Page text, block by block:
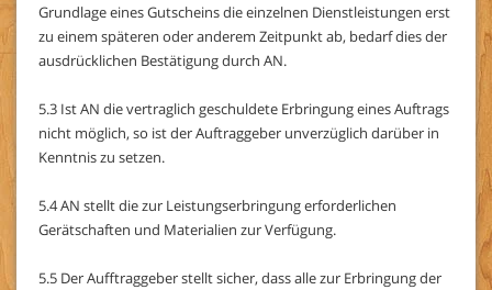
Grundlage eines Gutscheins die einzelnen Dienstleistungen erst
zu einem späteren oder anderem Zeitpunkt ab, bedarf dies der
ausdrücklichen Bestätigung durch AN.
5.3 Ist AN die vertraglich geschuldete Erbringung eines Auftrags
nicht möglich, so ist der Auftraggeber unverzüglich darüber in
Kenntnis zu setzen.
5.4 AN stellt die zur Leistungserbringung erforderlichen
Gerätschaften und Materialien zur Verfügung.
5.5 Der Aufftraggeber stellt sicher, dass alle zur Erbringung der